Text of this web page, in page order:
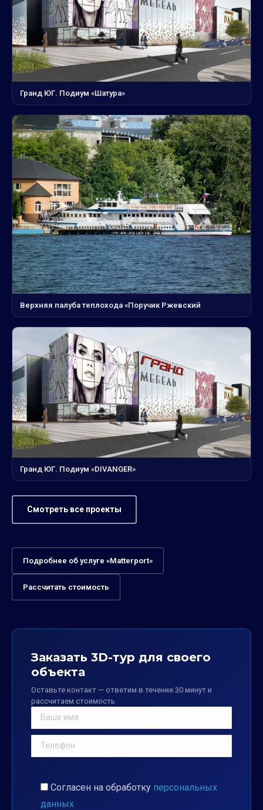
Гранд ЮГ. Подиум «Шатура»
Верхняя палуба теплохода «Поручик Ржевский
Гранд ЮГ. Подиум «DIVANGER»
Смотреть все проекты
Подробнее об услуге «Matterport»
Рассчитать стоимость
Заказать 3D-тур для своего
объекта
Оставьте контакт — ответим в течение 30 минут и
рассчитаем стоимость
Согласен на обработку персональных
данных